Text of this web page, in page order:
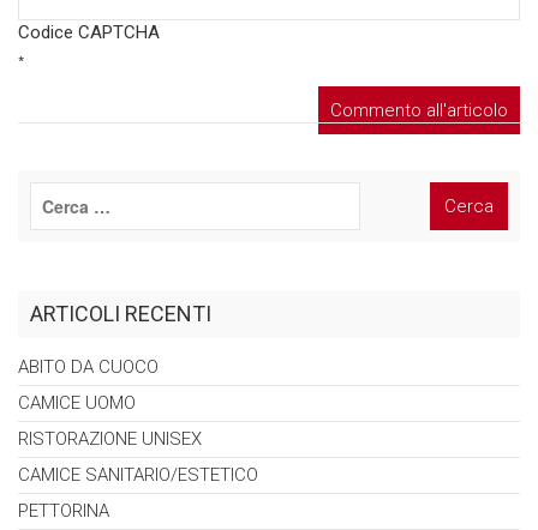
Codice CAPTCHA
*
ARTICOLI RECENTI
ABITO DA CUOCO
CAMICE UOMO
RISTORAZIONE UNISEX
CAMICE SANITARIO/ESTETICO
PETTORINA